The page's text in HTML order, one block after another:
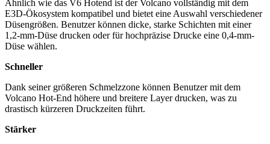
Ähnlich wie das V6 Hotend ist der Volcano vollständig mit dem
E3D-Ökosystem kompatibel und bietet eine Auswahl verschiedener
Düsengrößen. Benutzer können dicke, starke Schichten mit einer
1,2-mm-Düse drucken oder für hochpräzise Drucke eine 0,4-mm-
Düse wählen.
Schneller
Dank seiner größeren Schmelzzone können Benutzer mit dem
Volcano Hot-End höhere und breitere Layer drucken, was zu
drastisch kürzeren Druckzeiten führt.
Stärker